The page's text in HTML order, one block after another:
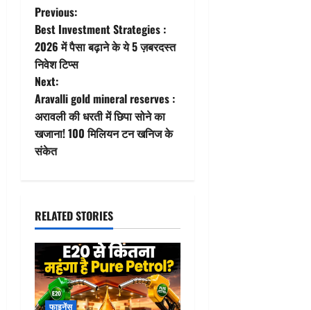
P
o
s
t
n
a
i
g
a
Previous:
Best Investment Strategies :
2026 में पैसा बढ़ाने के ये 5 ज़बरदस्त
निवेश टिप्स
Next:
Aravalli gold mineral reserves :
अरावली की धरती में छिपा सोने का
खजाना! 100 मिलियन टन खनिज के
संकेत
RELATED STORIES
फाइनेंस